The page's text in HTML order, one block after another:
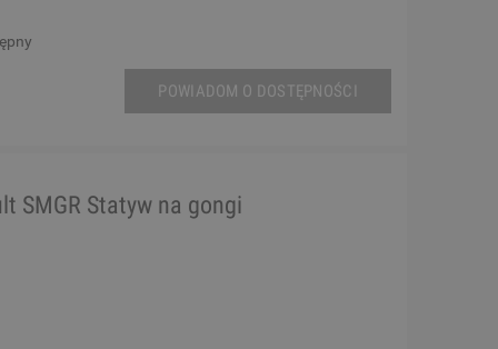
POWIADOM O DOSTĘPNOŚCI
SMGR Statyw na gongi